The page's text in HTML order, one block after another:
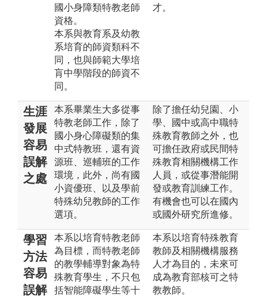
國小身障類特教老師
資格。
本系與教育系及幼教
系培育的師資類科不
同，也與師範大學培
肓中學階段的師資不
同。
才。
生涯
發展
容易
誤解
之處
本系畢業生大多從事
特教老師工作，除了
國小身心障礙類的集
中式特教班，還有資
源班、巡輔班的工作
環境，此外，尚有國
小資優班、以及學前
特殊幼兒教師的工作
選項。
除了擔任幼兒園、小
學、國中或高中職特
殊教育教師之外，也
可擔任政府或民間特
殊教育相關機構工作
人員，或從事潛能開
發或教育訓練工作。
有機會也可以在國內
或國外研究所進修。
學習
方法
容易
誤解
本系以培育特教老師
為目標，而特教老師
的教學輔導對象為特
殊教育學生，不只包
括智能障礙學生等十
本系以培育特殊教育
教師及相關機構服務
人才為目的，未來可
成為教育部核可之特
教教師。